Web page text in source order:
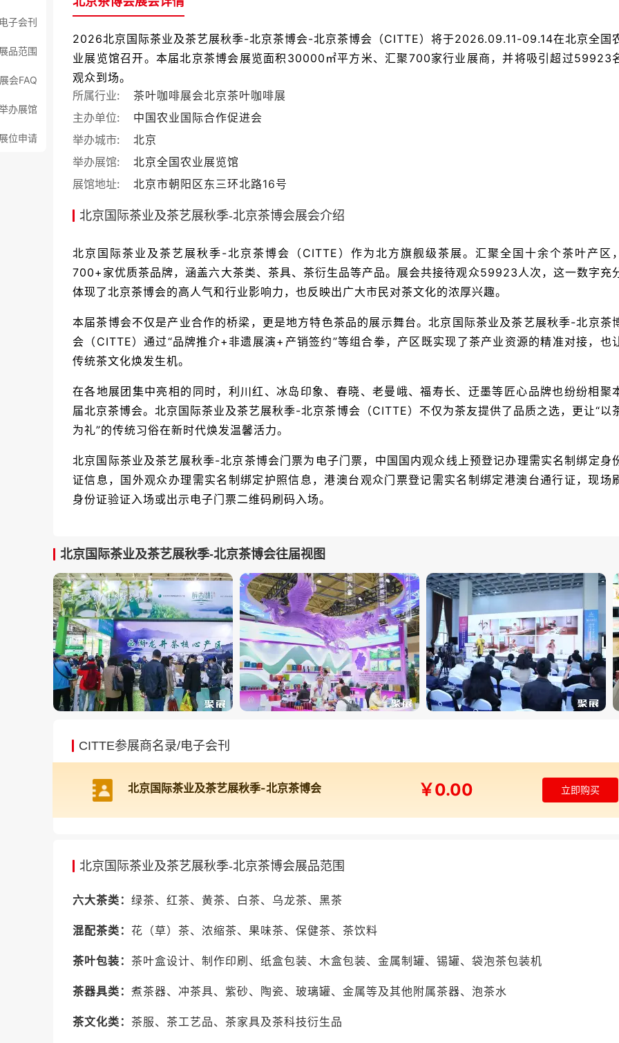
子会刊
品范围
会FAQ
办展馆
位申请
2026北京国际茶业及茶艺展秋季-北京茶博会-北京茶博会（CITTE）将于2026.09.11-09.14在北京全国
业展览馆召开。本届北京茶博会展览面积30000㎡平方米、汇聚700家行业展商，并将吸引超过59923
观众到场。
所属行业:
茶叶咖啡展会北京茶叶咖啡展
主办单位:
中国农业国际合作促进会
举办城市:
北京
举办展馆:
北京全国农业展览馆
展馆地址:
北京市朝阳区东三环北路16号
北京国际茶业及茶艺展秋季-北京茶博会展会介绍
北京国际茶业及茶艺展秋季-北京茶博会（CITTE）作为北方旗舰级茶展。汇聚全国十余个茶叶产区
700+家优质茶品牌，涵盖六大茶类、茶具、茶衍生品等产品。展会共接待观众59923人次，这一数字充
体现了北京茶博会的高人气和行业影响力，也反映出广大市民对茶文化的浓厚兴趣。
本届茶博会不仅是产业合作的桥梁，更是地方特色茶品的展示舞台。北京国际茶业及茶艺展秋季-北京茶
会（CITTE）通过“品牌推介+非遗展演+产销签约”等组合拳，产区既实现了茶产业资源的精准对接，也
传统茶文化焕发生机。
在各地展团集中亮相的同时，利川红、冰岛印象、春晓、老曼峨、福寿长、迂墨等匠心品牌也纷纷相聚
届北京茶博会。北京国际茶业及茶艺展秋季-北京茶博会（CITTE）不仅为茶友提供了品质之选，更让“以
为礼”的传统习俗在新时代焕发温馨活力。
北京国际茶业及茶艺展秋季-北京茶博会门票为电子门票，中国国内观众线上预登记办理需实名制绑定身
证信息，国外观众办理需实名制绑定护照信息，港澳台观众门票登记需实名制绑定港澳台通行证，现场
身份证验证入场或出示电子门票二维码刷码入场。
北京国际茶业及茶艺展秋季-北京茶博会往届视图
CITTE参展商名录/电子会刊
北京国际茶业及茶艺展秋季-北京茶博会 ￥0.00 立即购买
北京国际茶业及茶艺展秋季-北京茶博会展品范围
六大茶类： 绿茶、红茶、黄茶、白茶、乌龙茶、黑茶
混配茶类： 花（草）茶、浓缩茶、果味茶、保健茶、茶饮料
茶叶包装： 茶叶盒设计、制作印刷、纸盒包装、木盒包装、金属制罐、锡罐、袋泡茶包装机
茶器具类： 煮茶器、冲茶具、紫砂、陶瓷、玻璃罐、金属等及其他附属茶器、泡茶水
茶文化类： 茶服、茶工艺品、茶家具及茶科技衍生品